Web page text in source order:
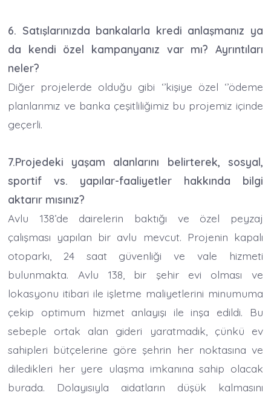
6. Satışlarınızda bankalarla kredi anlaşmanız ya
da kendi özel kampanyanız var mı? Ayrıntıları
neler?
Diğer projelerde olduğu gibi ‘’kişiye özel ‘’ödeme
planlarımız ve banka çeşitliliğimiz bu projemiz içinde
geçerli.
7.Projedeki yaşam alanlarını belirterek, sosyal,
sportif vs. yapılar-faaliyetler hakkında bilgi
aktarır mısınız?
Avlu 138’de dairelerin baktığı ve özel peyzaj
çalışması yapılan bir avlu mevcut. Projenin kapalı
otoparkı, 24 saat güvenliği ve vale hizmeti
bulunmakta. Avlu 138, bir şehir evi olması ve
lokasyonu itibari ile işletme maliyetlerini minumuma
çekip optimum hizmet anlayışı ile inşa edildi. Bu
sebeple ortak alan gideri yaratmadık, çünkü ev
sahipleri bütçelerine göre şehrin her noktasına ve
diledikleri her yere ulaşma imkanına sahip olacak
burada. Dolayısıyla aidatların düşük kalmasını